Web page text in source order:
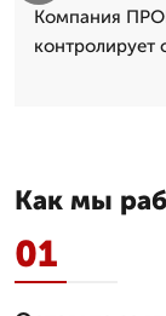
Компания
контролирует
Как мы
01